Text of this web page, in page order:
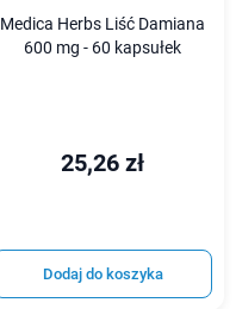
Medica Herbs Liść Damiana
600 mg - 60 kapsułek
25,26 zł
Dodaj do koszyka